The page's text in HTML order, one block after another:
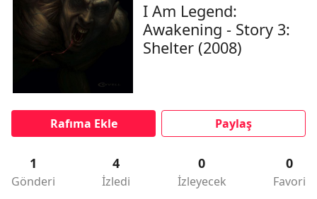
I Am Legend:
Awakening - Story 3:
Shelter (2008)
Rafıma Ekle Paylaş
1
Gönderi
4
İzledi
0
İzleyecek
0
Favori